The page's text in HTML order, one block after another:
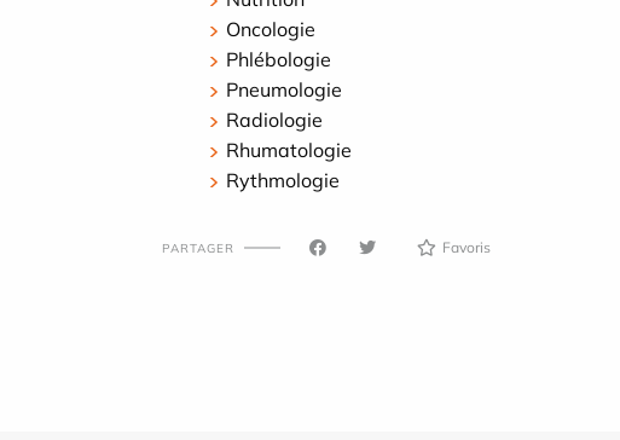
Oncologie
Phlébologie
Pneumologie
Radiologie
Rhumatologie
Rythmologie
PARTAGER Favoris